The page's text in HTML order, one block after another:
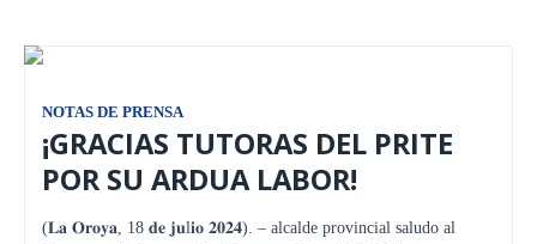
NOTAS DE PRENSA
¡GRACIAS TUTORAS DEL PRITE
POR SU ARDUA LABOR!
(𝐋𝐚 𝐎𝐫𝐨𝐲𝐚, 18 𝐝𝐞 𝐣𝐮l𝐢𝐨 𝟐𝟎𝟐𝟒). – alcalde provincial saludo al